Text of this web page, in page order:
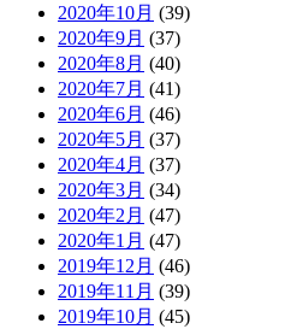
2020年10月 (39)
2020年9月 (37)
2020年8月 (40)
2020年7月 (41)
2020年6月 (46)
2020年5月 (37)
2020年4月 (37)
2020年3月 (34)
2020年2月 (47)
2020年1月 (47)
2019年12月 (46)
2019年11月 (39)
2019年10月 (45)